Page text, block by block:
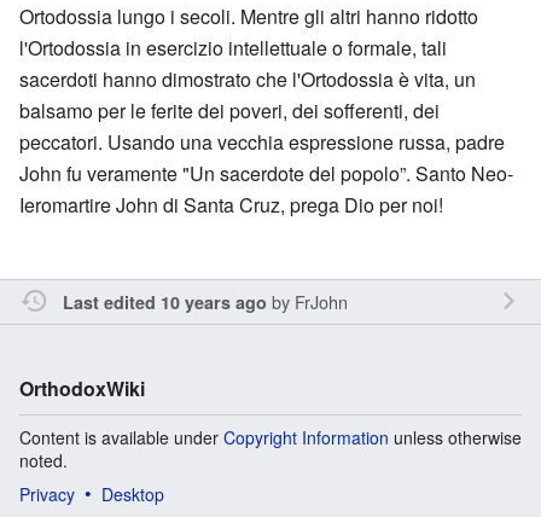
Ortodossia lungo i secoli. Mentre gli altri hanno ridotto
l'Ortodossia in esercizio intellettuale o formale, tali
sacerdoti hanno dimostrato che l'Ortodossia è vita, un
balsamo per le ferite dei poveri, dei sofferenti, dei
peccatori. Usando una vecchia espressione russa, padre
John fu veramente "Un sacerdote del popolo”. Santo Neo-
Ieromartire John di Santa Cruz, prega Dio per noi!
Last edited 10 years ago by FrJohn
OrthodoxWiki
Content is available under Copyright Information unless otherwise
noted.
Privacy
Desktop